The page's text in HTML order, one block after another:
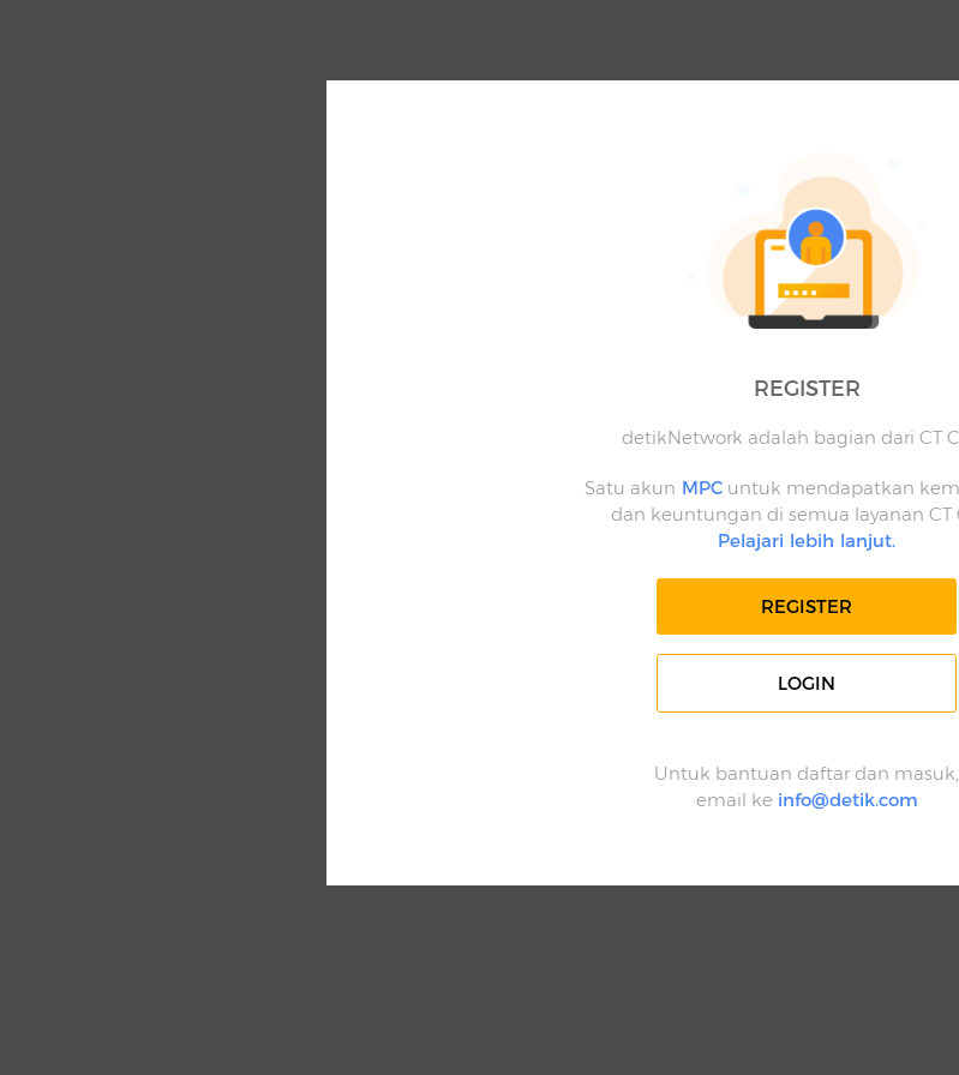
REGISTER
detikNetwork adalah bagian dari CT
Satu akun MPCuntuk mendapatkan
dan keuntungan di semua layanan CT
Pelajari lebih lanjut.
REGISTER
LOGIN
Untuk bantuan daftar dan masuk,
email ke info@detik.com